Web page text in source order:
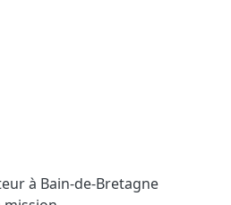
à Bain-de-Bretagne